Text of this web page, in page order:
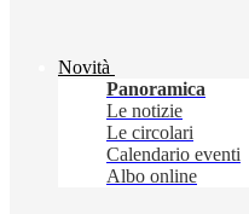
Novità
Panoramica
Le notizie
Le circolari
Calendario eventi
Albo online